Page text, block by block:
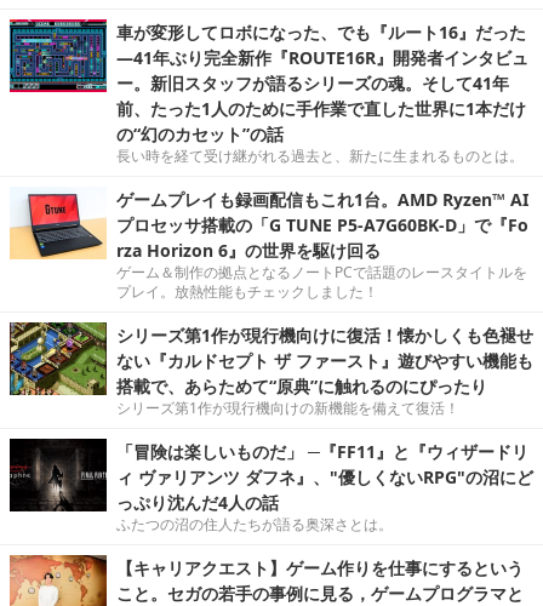
車が変形してロボになった、でも『ルート16』だった
―41年ぶり完全新作『ROUTE16R』開発者インタビュ
ー。新旧スタッフが語るシリーズの魂。そして41年
前、たった1人のために手作業で直した世界に1本だけ
の“幻のカセット”の話
長い時を経て受け継がれる過去と、新たに生まれるものとは。
ゲームプレイも録画配信もこれ1台。AMD Ryzen™ AI
プロセッサ搭載の「G TUNE P5-A7G60BK-D」で『Fo
rza Horizon 6』の世界を駆け回る
ゲーム＆制作の拠点となるノートPCで話題のレースタイトルを
プレイ。放熱性能もチェックしました！
シリーズ第1作が現行機向けに復活！懐かしくも色褪せ
ない『カルドセプト ザ ファースト』遊びやすい機能も
搭載で、あらためて“原典”に触れるのにぴったり
シリーズ第1作が現行機向けの新機能を備えて復活！
「冒険は楽しいものだ」 ─『FF11』と『ウィザードリ
ィ ヴァリアンツ ダフネ』、"優しくないRPG"の沼にど
っぷり沈んだ4人の話
ふたつの沼の住人たちが語る奥深さとは。
【キャリアクエスト】ゲーム作りを仕事にするという
こと。セガの若手の事例に見る，ゲームプログラマと